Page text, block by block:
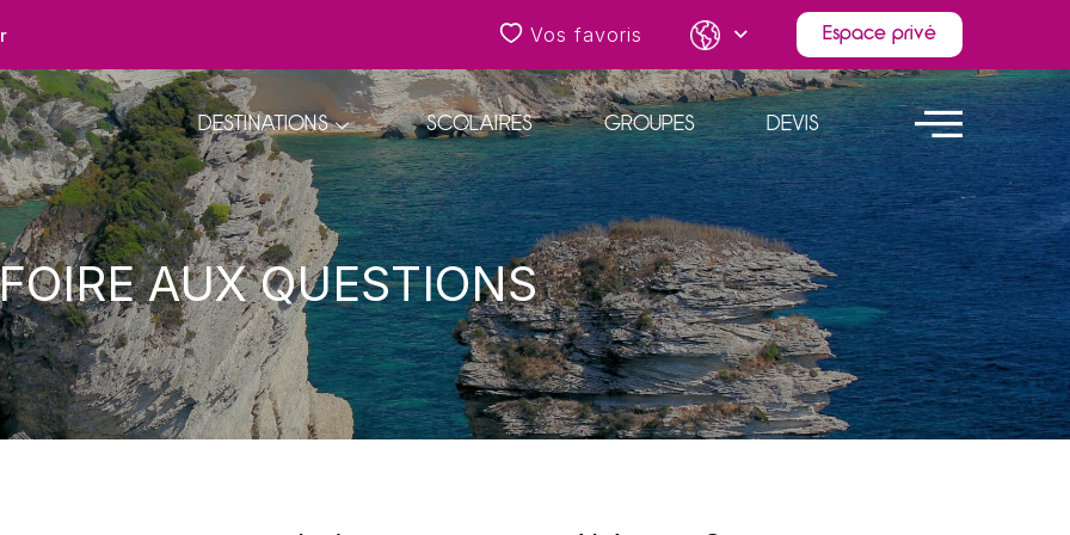
Vos favoris Espace privé
DESTINATIONS SCOLAIRES GROUPES DEVIS
AUX QUESTIONS